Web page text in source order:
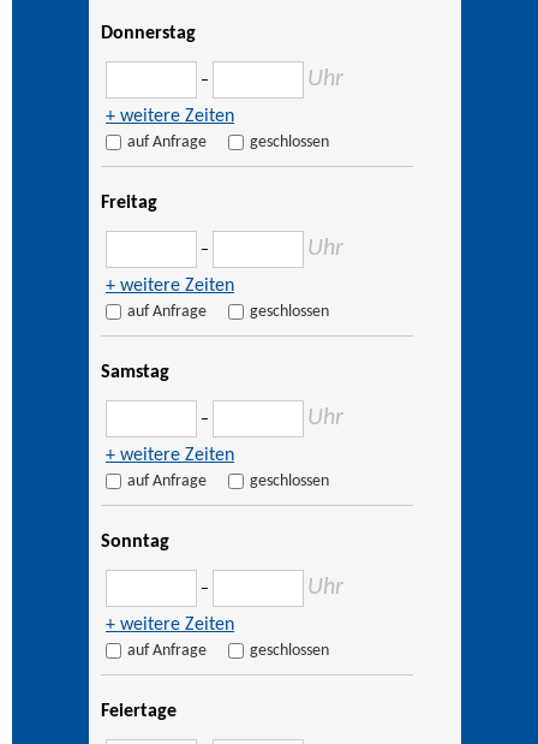
Donnerstag
– Uhr
+ weitere Zeiten
auf Anfrage geschlossen
Freitag
– Uhr
+ weitere Zeiten
auf Anfrage geschlossen
Samstag
– Uhr
+ weitere Zeiten
auf Anfrage geschlossen
Sonntag
– Uhr
+ weitere Zeiten
auf Anfrage geschlossen
Feiertage